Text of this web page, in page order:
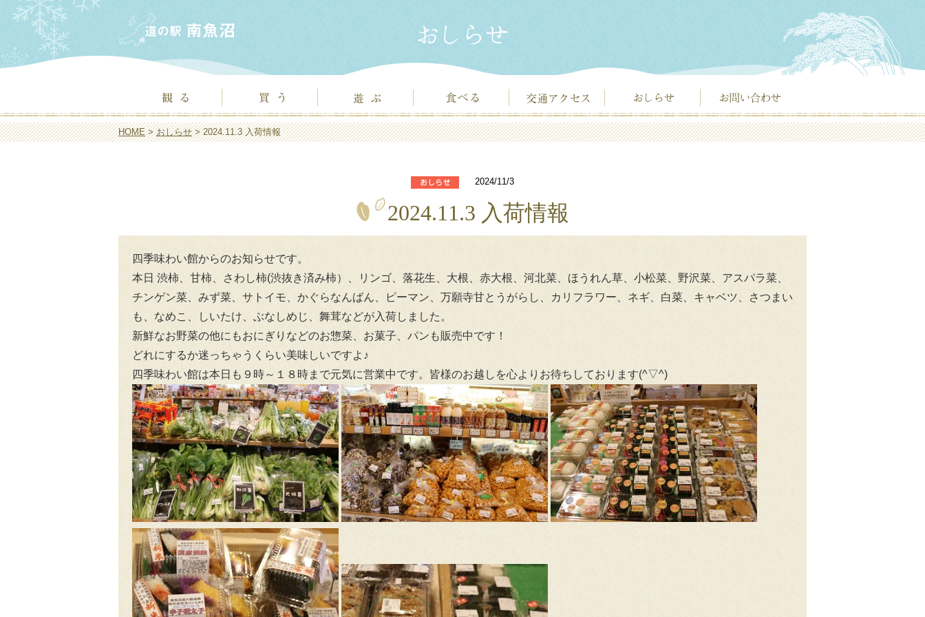
HOME>おしらせ> 2024.11.3 入荷情報
2024/11/3
2024.11.3 入荷情報
四季味わい館からのお知らせです。
本日 渋柿、甘柿、さわし柿(渋抜き済み柿）、リンゴ、落花生、大根、赤大根、河北菜、ほうれん草、小松菜、野沢菜、アスパラ菜、
チンゲン菜、みず菜、サトイモ、かぐらなんばん、ピーマン、万願寺甘とうがらし、カリフラワー、ネギ、白菜、キャベツ、さつまい
も、なめこ、しいたけ、ぶなしめじ、舞茸などが入荷しました。
新鮮なお野菜の他にもおにぎりなどのお惣菜、お菓子、パンも販売中です！
どれにするか迷っちゃうくらい美味しいですよ♪
四季味わい館は本日も９時～１８時まで元気に営業中です。皆様のお越しを心よりお待ちしております(^▽^)